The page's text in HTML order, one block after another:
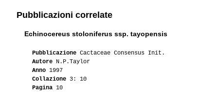
Pubblicazioni correlate
Echinocereus stoloniferus ssp. tayopensis
Pubblicazione Cactaceae Consensus Init.
Autore N.P.Taylor
Anno 1997
Collazione 3: 10
Pagina 10